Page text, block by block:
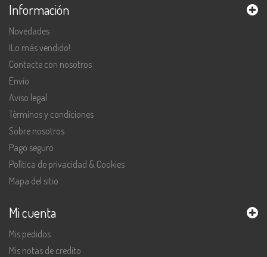
Información
Novedades
¡Lo más vendido!
Contacte con nosotros
Envío
Aviso legal
Términos y condiciones
Sobre nosotros
Pago seguro
Política de privacidad & Cookies
Mapa del sitio
Mi cuenta
Mis pedidos
Mis notas de credito